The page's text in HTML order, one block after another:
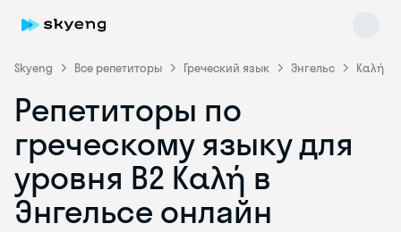
Skyeng Все репетиторы Греческий язык Энгельс Καλή
Репетиторы по
греческому языку для
уровня Β2 Καλή в
Энгельсе онлайн
Skyeng Chat